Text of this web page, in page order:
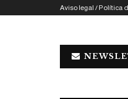
Aviso legal / Política